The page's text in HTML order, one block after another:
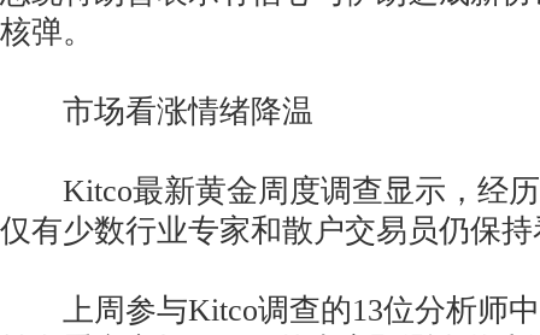
核弹。
市场看涨情绪降温
Kitco最新黄金周度调查显示，经历
仅有少数行业专家和散户交易员仍保
上周参与Kitco调查的13位分析师中